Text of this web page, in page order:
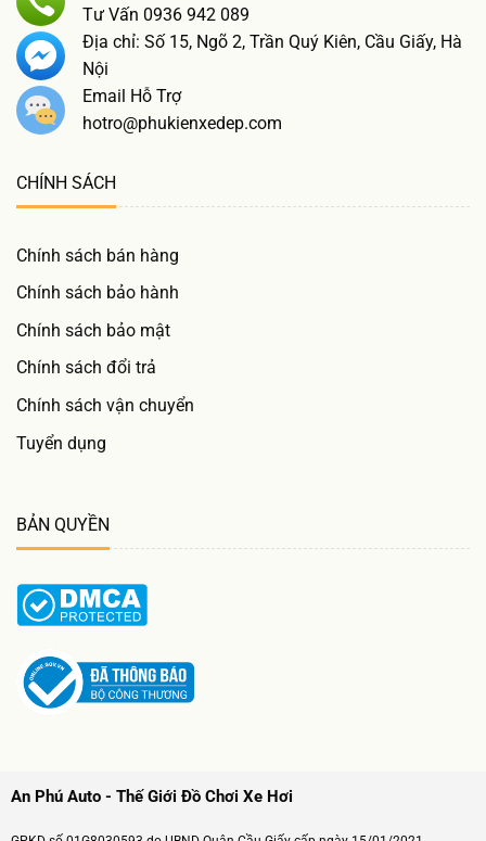
Tư Vấn 0936 942 089
Địa chỉ: Số 15, Ngõ 2, Trần Quý Kiên, Cầu Giấy, Hà
Nội
Email Hỗ Trợ
hotro@phukienxedep.com
CHÍNH SÁCH
Chính sách bán hàng
Chính sách bảo hành
Chính sách bảo mật
Chính sách đổi trả
Chính sách vận chuyển
Tuyển dụng
BẢN QUYỀN
An Phú Auto - Thế Giới Đồ Chơi Xe Hơi